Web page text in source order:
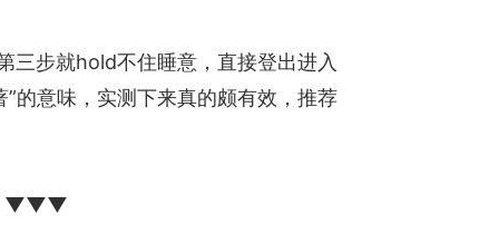
三步就hold不住睡意，直接登出进入
的意味，实测下来真的颇有效，推荐
）▼▼▼